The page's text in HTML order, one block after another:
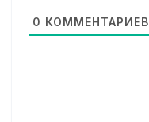
0 КОММЕНТАРИЕВ